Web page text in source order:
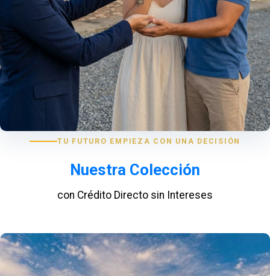
TU FUTURO EMPIEZA CON UNA DECISIÓN
Nuestra Colección
con Crédito Directo sin Intereses